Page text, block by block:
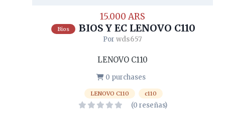
15.000 ARS
Bios BIOS Y EC LENOVO C110
Por wds657
LENOVO C110
0 purchases
LENOVO C110 c110
(0 reseñas)